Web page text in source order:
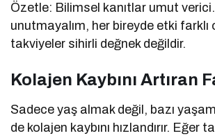
Özetle: Bilimsel kanıtlar umut
unutmayalım, her bireyde etki farklı
takviyeler sihirli değnek değildir.
Kolajen Kaybını Artıran
Sadece yaş almak değil, bazı
de kolajen kaybını hızlandırır. Eğer